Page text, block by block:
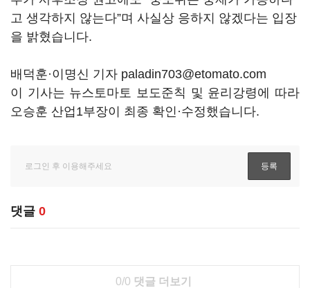
고 생각하지 않는다”며 사실상 응하지 않겠다는 입장
을 밝혔습니다.
배덕훈·이명신 기자 paladin703@etomato.com
이 기사는 뉴스토마토 보도준칙 및 윤리강령에 따라
오승훈 산업1부장이 최종 확인·수정했습니다.
댓글 0
0/0 댓글 더보기